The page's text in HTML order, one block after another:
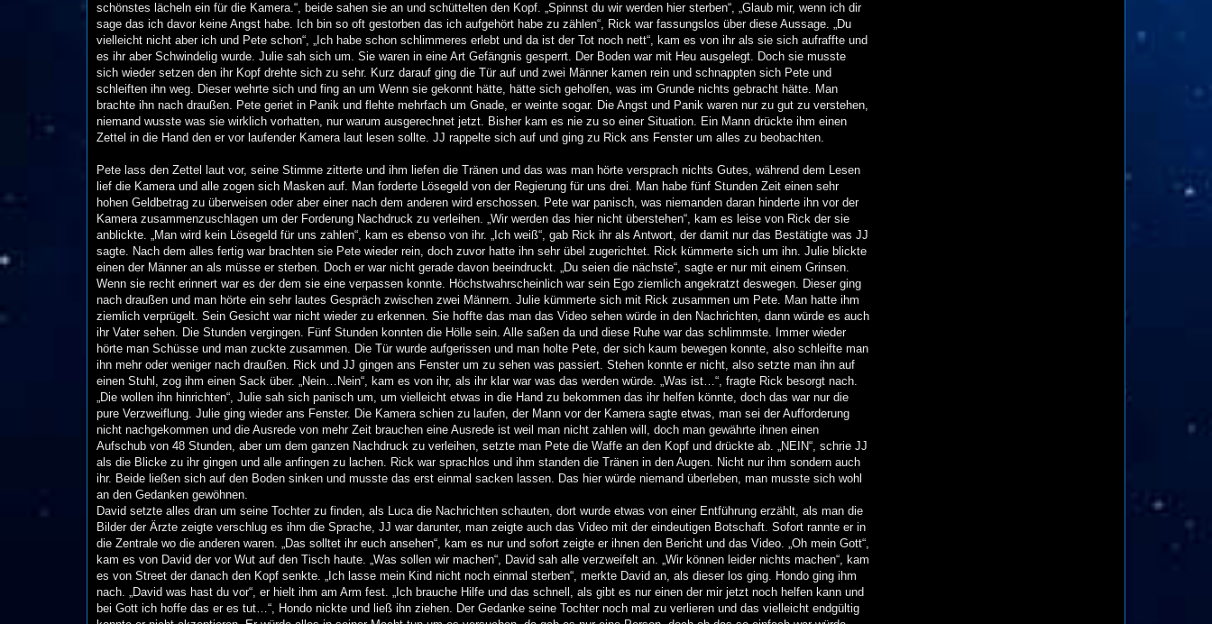
schönstes lächeln ein für die Kamera.“, beide sahen sie an und schüttelten den Kopf. „Spinnst du wir werden hier sterben“, „Glaub mir, wenn ich dir
sage das ich davor keine Angst habe. Ich bin so oft gestorben das ich aufgehört habe zu zählen“, Rick war fassungslos über diese Aussage. „Du
vielleicht nicht aber ich und Pete schon“, „Ich habe schon schlimmeres erlebt und da ist der Tot noch nett“, kam es von ihr als sie sich aufraffte und
es ihr aber Schwindelig wurde. Julie sah sich um. Sie waren in eine Art Gefängnis gesperrt. Der Boden war mit Heu ausgelegt. Doch sie musste
sich wieder setzen den ihr Kopf drehte sich zu sehr. Kurz darauf ging die Tür auf und zwei Männer kamen rein und schnappten sich Pete und
schleiften ihn weg. Dieser wehrte sich und fing an um Wenn sie gekonnt hätte, hätte sich geholfen, was im Grunde nichts gebracht hätte. Man
brachte ihn nach draußen. Pete geriet in Panik und flehte mehrfach um Gnade, er weinte sogar. Die Angst und Panik waren nur zu gut zu verstehen,
niemand wusste was sie wirklich vorhatten, nur warum ausgerechnet jetzt. Bisher kam es nie zu so einer Situation. Ein Mann drückte ihm einen
Zettel in die Hand den er vor laufender Kamera laut lesen sollte. JJ rappelte sich auf und ging zu Rick ans Fenster um alles zu beobachten.
Pete lass den Zettel laut vor, seine Stimme zitterte und ihm liefen die Tränen und das was man hörte versprach nichts Gutes, während dem Lesen
lief die Kamera und alle zogen sich Masken auf. Man forderte Lösegeld von der Regierung für uns drei. Man habe fünf Stunden Zeit einen sehr
hohen Geldbetrag zu überweisen oder aber einer nach dem anderen wird erschossen. Pete war panisch, was niemanden daran hinderte ihn vor der
Kamera zusammenzuschlagen um der Forderung Nachdruck zu verleihen. „Wir werden das hier nicht überstehen“, kam es leise von Rick der sie
anblickte. „Man wird kein Lösegeld für uns zahlen“, kam es ebenso von ihr. „Ich weiß“, gab Rick ihr als Antwort, der damit nur das Bestätigte was JJ
sagte. Nach dem alles fertig war brachten sie Pete wieder rein, doch zuvor hatte ihn sehr übel zugerichtet. Rick kümmerte sich um ihn. Julie blickte
einen der Männer an als müsse er sterben. Doch er war nicht gerade davon beeindruckt. „Du seien die nächste“, sagte er nur mit einem Grinsen.
Wenn sie recht erinnert war es der dem sie eine verpassen konnte. Höchstwahrscheinlich war sein Ego ziemlich angekratzt deswegen. Dieser ging
nach draußen und man hörte ein sehr lautes Gespräch zwischen zwei Männern. Julie kümmerte sich mit Rick zusammen um Pete. Man hatte ihm
ziemlich verprügelt. Sein Gesicht war nicht wieder zu erkennen. Sie hoffte das man das Video sehen würde in den Nachrichten, dann würde es auch
ihr Vater sehen. Die Stunden vergingen. Fünf Stunden konnten die Hölle sein. Alle saßen da und diese Ruhe war das schlimmste. Immer wieder
hörte man Schüsse und man zuckte zusammen. Die Tür wurde aufgerissen und man holte Pete, der sich kaum bewegen konnte, also schleifte man
ihn mehr oder weniger nach draußen. Rick und JJ gingen ans Fenster um zu sehen was passiert. Stehen konnte er nicht, also setzte man ihn auf
einen Stuhl, zog ihm einen Sack über. „Nein…Nein“, kam es von ihr, als ihr klar war was das werden würde. „Was ist…“, fragte Rick besorgt nach.
„Die wollen ihn hinrichten“, Julie sah sich panisch um, um vielleicht etwas in die Hand zu bekommen das ihr helfen könnte, doch das war nur die
pure Verzweiflung. Julie ging wieder ans Fenster. Die Kamera schien zu laufen, der Mann vor der Kamera sagte etwas, man sei der Aufforderung
nicht nachgekommen und die Ausrede von mehr Zeit brauchen eine Ausrede ist weil man nicht zahlen will, doch man gewährte ihnen einen
Aufschub von 48 Stunden, aber um dem ganzen Nachdruck zu verleihen, setzte man Pete die Waffe an den Kopf und drückte ab. „NEIN“, schrie JJ
als die Blicke zu ihr gingen und alle anfingen zu lachen. Rick war sprachlos und ihm standen die Tränen in den Augen. Nicht nur ihm sondern auch
ihr. Beide ließen sich auf den Boden sinken und musste das erst einmal sacken lassen. Das hier würde niemand überleben, man musste sich wohl
an den Gedanken gewöhnen.
David setzte alles dran um seine Tochter zu finden, als Luca die Nachrichten schauten, dort wurde etwas von einer Entführung erzählt, als man die
Bilder der Ärzte zeigte verschlug es ihm die Sprache, JJ war darunter, man zeigte auch das Video mit der eindeutigen Botschaft. Sofort rannte er in
die Zentrale wo die anderen waren. „Das solltet ihr euch ansehen“, kam es nur und sofort zeigte er ihnen den Bericht und das Video. „Oh mein Gott“,
kam es von David der vor Wut auf den Tisch haute. „Was sollen wir machen“, David sah alle verzweifelt an. „Wir können leider nichts machen“, kam
es von Street der danach den Kopf senkte. „Ich lasse mein Kind nicht noch einmal sterben“, merkte David an, als dieser los ging. Hondo ging ihm
nach. „David was hast du vor“, er hielt ihm am Arm fest. „Ich brauche Hilfe und das schnell, als gibt es nur einen der mir jetzt noch helfen kann und
bei Gott ich hoffe das er es tut…“, Hondo nickte und ließ ihn ziehen. Der Gedanke seine Tochter noch mal zu verlieren und das vielleicht endgültig